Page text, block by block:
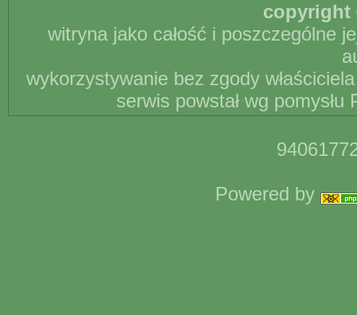
copyright
witryna jako całość i poszczególne
wykorzystywanie bez zgody
serwis powstał wg
Powered by